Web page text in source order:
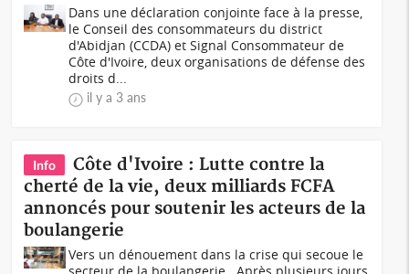
Dans une déclaration conjointe face à la presse,
le Conseil des consommateurs du district
d'Abidjan (CCDA) et Signal Consommateur de
Côte d'Ivoire, deux organisations de défense des
droits d...
il y a 3 ans
Info
Côte d'Ivoire : Lutte contre la
cherté de la vie, deux milliards FCFA
annoncés pour soutenir les acteurs de la
boulangerie
Vers un dénouement dans la crise qui secoue le